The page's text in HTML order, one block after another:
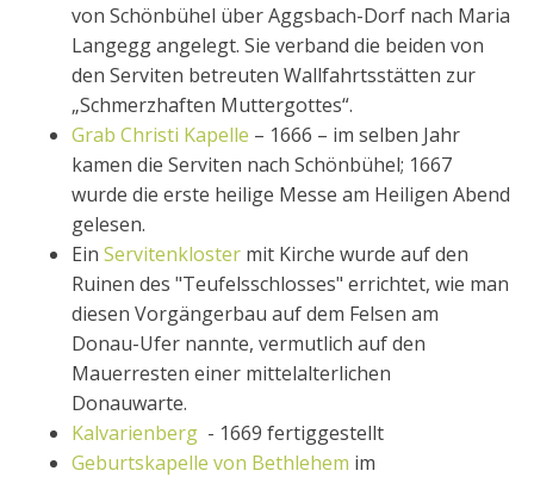
von Schönbühel über Aggsbach-Dorf nach Maria
Langegg angelegt. Sie verband die beiden von
den Serviten betreuten Wallfahrtsstätten zur
„Schmerzhaften Muttergottes“.
Grab Christi Kapelle – 1666 – im selben Jahr
kamen die Serviten nach Schönbühel; 1667
wurde die erste heilige Messe am Heiligen Abend
gelesen.
Ein Servitenkloster mit Kirche wurde auf den
Ruinen des "Teufelsschlosses" errichtet, wie man
diesen Vorgängerbau auf dem Felsen am
Donau-Ufer nannte, vermutlich auf den
Mauerresten einer mittelalterlichen
Donauwarte.
Kalvarienberg - 1669 fertiggestellt
Geburtskapelle von Bethlehem im